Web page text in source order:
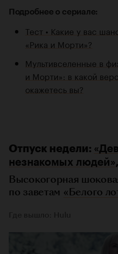
Подробнее о сериале:
Тест • Какие у вас
«Рика и Морти»?
Мультивселенные в
и Морти»: в какой
окажетесь вы?
Отпуск недели:
незнакомых людей»
Высокогорная
по заветам «Белого